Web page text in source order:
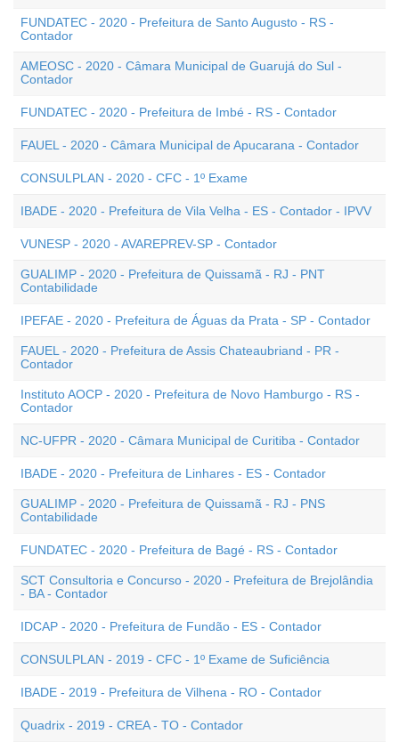
FUNDATEC - 2020 - Prefeitura de Santo Augusto - RS -
Contador
AMEOSC - 2020 - Câmara Municipal de Guarujá do Sul -
Contador
FUNDATEC - 2020 - Prefeitura de Imbé - RS - Contador
FAUEL - 2020 - Câmara Municipal de Apucarana - Contador
CONSULPLAN - 2020 - CFC - 1º Exame
IBADE - 2020 - Prefeitura de Vila Velha - ES - Contador - IPVV
VUNESP - 2020 - AVAREPREV-SP - Contador
GUALIMP - 2020 - Prefeitura de Quissamã - RJ - PNT
Contabilidade
IPEFAE - 2020 - Prefeitura de Águas da Prata - SP - Contador
FAUEL - 2020 - Prefeitura de Assis Chateaubriand - PR -
Contador
Instituto AOCP - 2020 - Prefeitura de Novo Hamburgo - RS -
Contador
NC-UFPR - 2020 - Câmara Municipal de Curitiba - Contador
IBADE - 2020 - Prefeitura de Linhares - ES - Contador
GUALIMP - 2020 - Prefeitura de Quissamã - RJ - PNS
Contabilidade
FUNDATEC - 2020 - Prefeitura de Bagé - RS - Contador
SCT Consultoria e Concurso - 2020 - Prefeitura de Brejolândia
- BA - Contador
IDCAP - 2020 - Prefeitura de Fundão - ES - Contador
CONSULPLAN - 2019 - CFC - 1º Exame de Suficiência
IBADE - 2019 - Prefeitura de Vilhena - RO - Contador
Quadrix - 2019 - CREA - TO - Contador